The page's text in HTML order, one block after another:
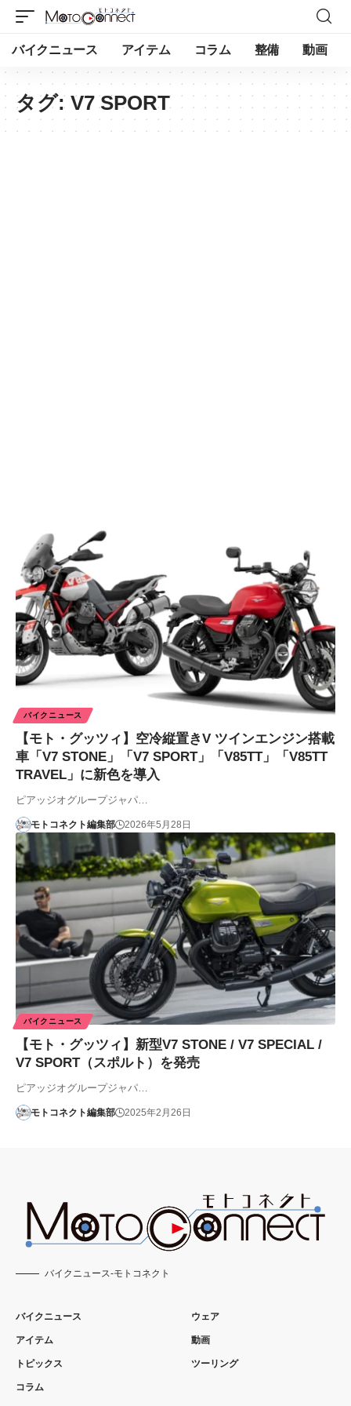
バイクニュース アイテム コラム 整備 動画
タグ: V7 SPORT
バイクニュース
【モト・グッツィ】空冷縦置きV ツインエンジン搭載
車「V7 STONE」「V7 SPORT」「V85TT」「V85TT
TRAVEL」に新色を導入
ピアッジオグループジャパ…
モトコネクト編集部 2026年5月28日
バイクニュース
【モト・グッツィ】新型V7 STONE / V7 SPECIAL /
V7 SPORT（スポルト）を発売
ピアッジオグループジャパ…
モトコネクト編集部 2025年2月26日
バイクニュース-モトコネクト
バイクニュース
アイテム
トピックス
コラム
ウェア
動画
ツーリング